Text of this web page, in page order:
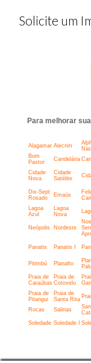
Solicite um
Para melhorar
Alagamar Alecrim
Bom
Pastor
Candelária
Cidade
Nova
Cidade
Satélite
Dix-Sept
Rosado
Emaús
Lagoa
Azul
Lagoa
Nova
Neópolis Nordeste
Panatis Panatis I
Pitimbú Planalto
Praia de
Caraúbas
Praia de
Cotovelo
Praia de
Pitangui
Praia de
Santa Rita
Rocas Salinas
Soledade Soledade I